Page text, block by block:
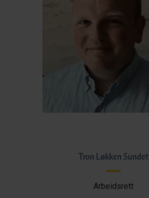
Tron Løkken Sundet
Arbeidsrett